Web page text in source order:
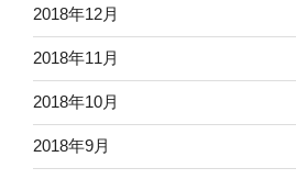
2018年12月
2018年11月
2018年10月
2018年9月